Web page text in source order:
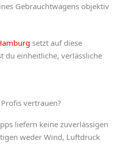
Gebrauchtwagens objektiv
setzt auf diese
du einheitliche, verlässliche
vertrauen?
liefern keine zuverlässigen
weder Wind, Luftdruck